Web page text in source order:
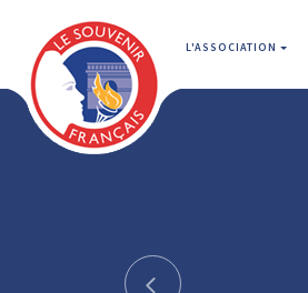
L'ASSOCIATION